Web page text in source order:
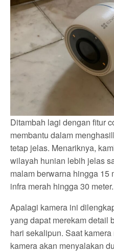
Ditambah lagi dengan fitur
membantu dalam
tetap jelas. Menariknya,
wilayah hunian lebih jelas
malam berwarna hingga 15
infra merah hingga 30 meter.
Apalagi kamera ini
yang dapat merekam detail
hari sekalipun. Saat
kamera akan menyalakan